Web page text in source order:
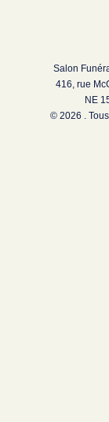
Salon
416, rue
NE
© 2026 .